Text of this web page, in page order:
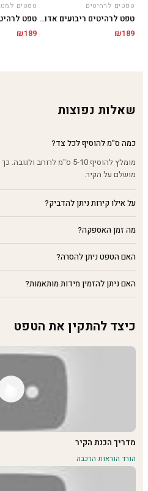
טפטים לרהיטים
טפט לרהיטים ריבועים אדום אפור
₪189
טפטים
₪189
שאלות נפוצות
כמה ס"מ להוסיף לכל צד?
מומלץ להוסיף 5-10 ס"מ
מושלם על הקיר.
על אילו קירות ניתן להדביק?
מה זמן האספקה?
האם הטפט ניתן להסרה?
האם ניתן להזמין מידות מותאמות?
כיצד להתקין את הטפט
מדריך הכנת הקיר
הורד הוראות הרכבה